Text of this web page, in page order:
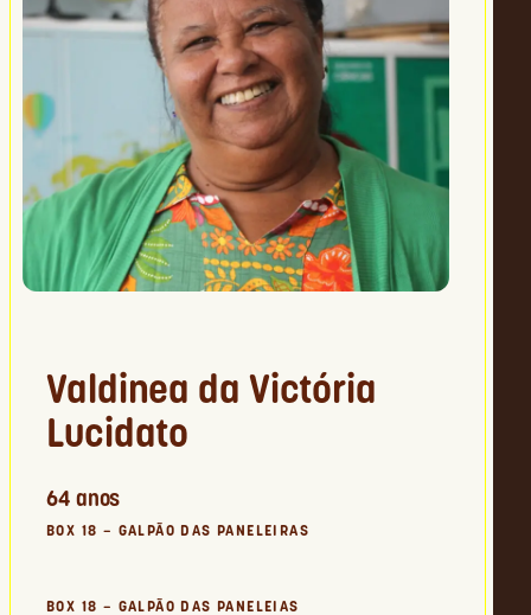
Valdinea da Victória
Lucidato
64 anos
BOX 18 – GALPÃO DAS PANELEIRAS
BOX 18 – GALPÃO DAS PANELEIAS